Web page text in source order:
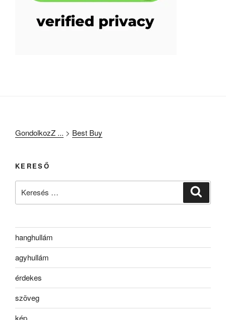
GondolkozZ ... > Best Buy
KERESŐ
hanghullám
agyhullám
érdekes
szöveg
kép